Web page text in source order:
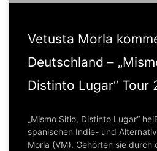
Vetusta Morla
Deutschland –
Distinto Lugar“ Tour
„Mismo Sitio, Distinto Lugar“
spanischen Indie- und
Morla (VM). Gehörten sie durch